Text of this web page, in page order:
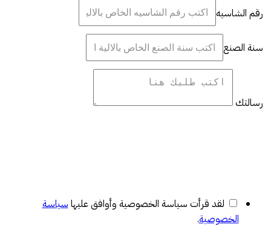
رقم الشاسيه
سنة الصنع
رسالتك
لقد قرأت سياسة الخصوصية وأوافق عليها سياسة
الخصوصية.